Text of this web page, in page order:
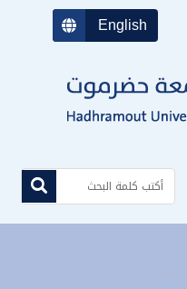
English